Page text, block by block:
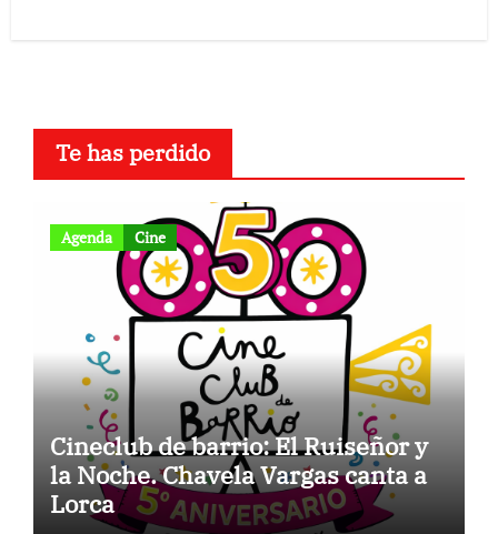
Te has perdido
Agenda Cine
Cineclub de barrio: El Ruiseñor y
la Noche. Chavela Vargas canta a
Lorca